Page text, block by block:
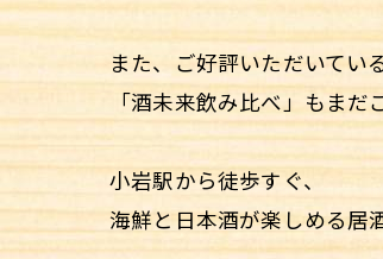
また、ご好評いただいてい
「酒未来飲み比べ」もま
小岩駅から徒歩すぐ、
海鮮と日本酒が楽しめる居